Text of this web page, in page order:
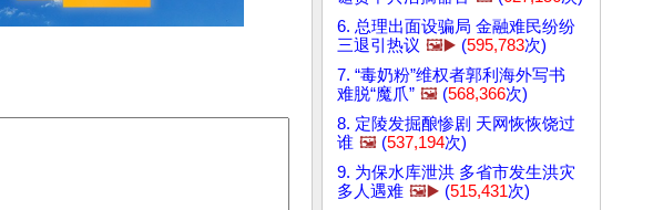
6. 总理出面设骗局 金融难民纷纷
三退引热议 🖼️▶️ (595,783次)
7. “毒奶粉”维权者郭利海外写书
难脱“魔爪” 🖼️ (568,366次)
8. 定陵发掘酿惨剧 天网恢恢饶过
谁 🖼️ (537,194次)
9. 为保水库泄洪 多省市发生洪灾
多人遇难 🖼️▶️ (515,431次)